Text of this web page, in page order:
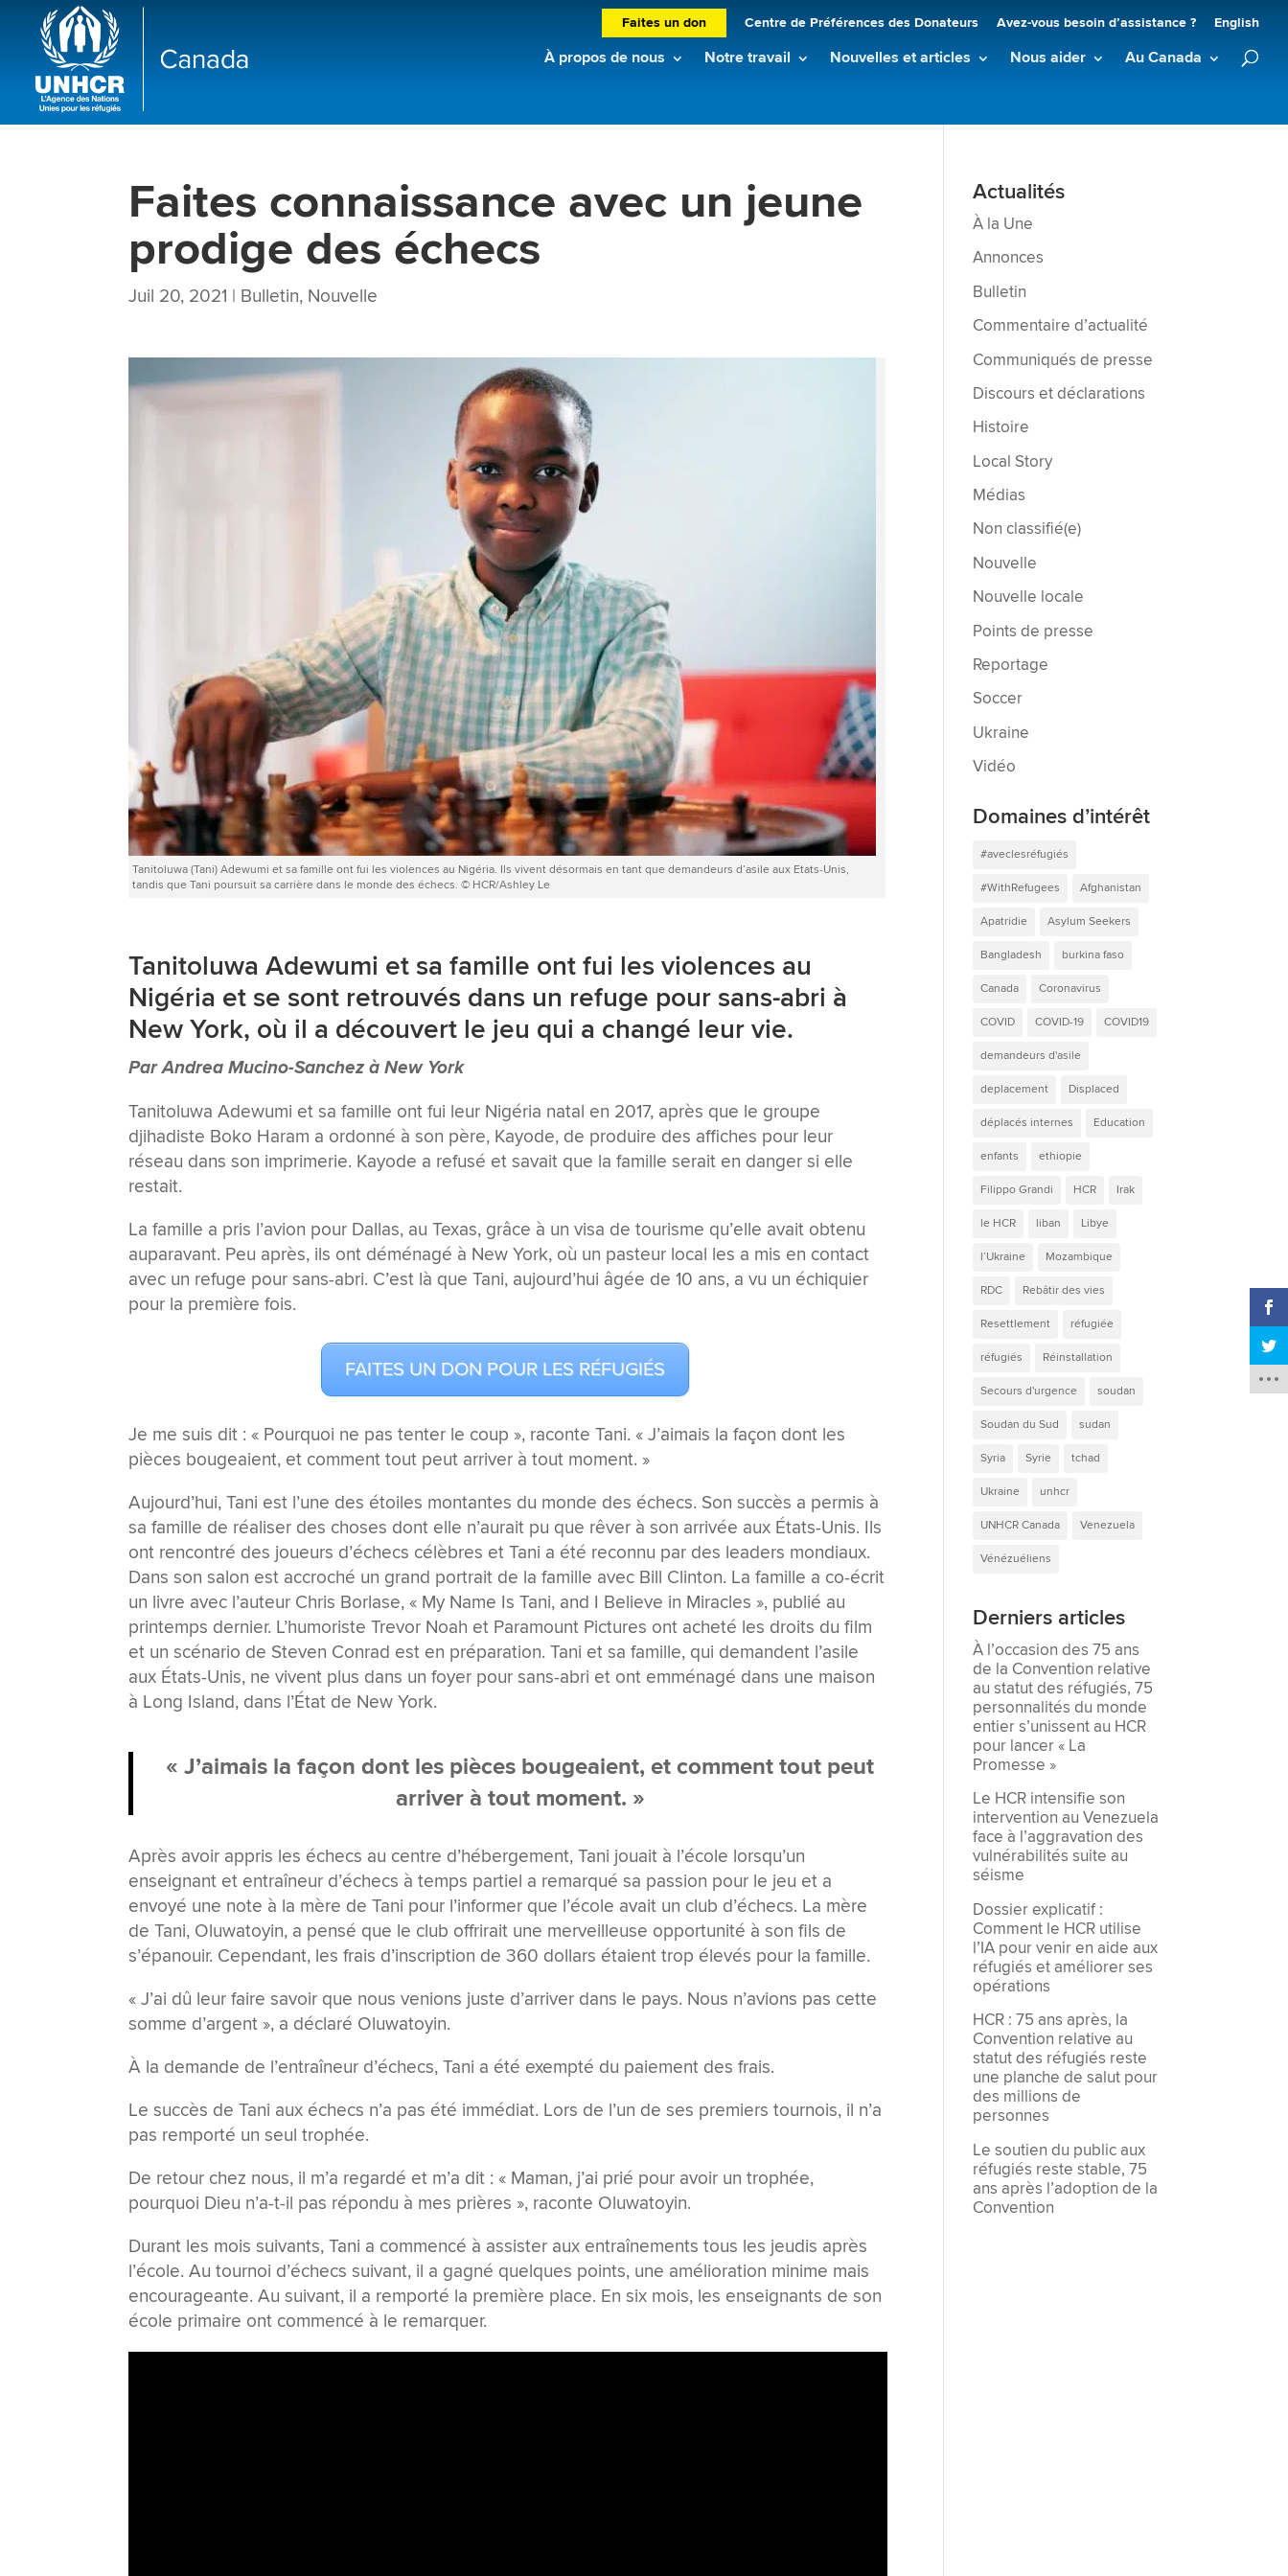
Faites un don Centre de Préférences des Donateurs Avez-vous besoin d’assistance ? English
À propos de nous Notre travail Nouvelles et articles Nous aider Au Canada
Faites connaissance avec un jeune
prodige des échecs
Juil 20, 2021 | Bulletin, Nouvelle
Tanitoluwa (Tani) Adewumi et sa famille ont fui les violences au Nigéria. Ils vivent désormais en tant que demandeurs d’asile aux Etats-Unis,
tandis que Tani poursuit sa carrière dans le monde des échecs. © HCR/Ashley Le
Tanitoluwa Adewumi et sa famille ont fui les violences au
Nigéria et se sont retrouvés dans un refuge pour sans-abri à
New York, où il a découvert le jeu qui a changé leur vie.
Par Andrea Mucino-Sanchez à New York
Tanitoluwa Adewumi et sa famille ont fui leur Nigéria natal en 2017, après que le groupe
djihadiste Boko Haram a ordonné à son père, Kayode, de produire des affiches pour leur
réseau dans son imprimerie. Kayode a refusé et savait que la famille serait en danger si elle
restait.
La famille a pris l’avion pour Dallas, au Texas, grâce à un visa de tourisme qu’elle avait obtenu
auparavant. Peu après, ils ont déménagé à New York, où un pasteur local les a mis en contact
avec un refuge pour sans-abri. C’est là que Tani, aujourd’hui âgée de 10 ans, a vu un échiquier
pour la première fois.
FAITES UN DON POUR LES RÉFUGIÉS
Je me suis dit : « Pourquoi ne pas tenter le coup », raconte Tani. « J’aimais la façon dont les
pièces bougeaient, et comment tout peut arriver à tout moment. »
Aujourd’hui, Tani est l’une des étoiles montantes du monde des échecs. Son succès a permis à
sa famille de réaliser des choses dont elle n’aurait pu que rêver à son arrivée aux États-Unis. Ils
ont rencontré des joueurs d’échecs célèbres et Tani a été reconnu par des leaders mondiaux.
Dans son salon est accroché un grand portrait de la famille avec Bill Clinton. La famille a co-écrit
un livre avec l’auteur Chris Borlase, « My Name Is Tani, and I Believe in Miracles », publié au
printemps dernier. L’humoriste Trevor Noah et Paramount Pictures ont acheté les droits du film
et un scénario de Steven Conrad est en préparation. Tani et sa famille, qui demandent l’asile
aux États-Unis, ne vivent plus dans un foyer pour sans-abri et ont emménagé dans une maison
à Long Island, dans l’État de New York.
« J’aimais la façon dont les pièces bougeaient, et comment tout peut
arriver à tout moment. »
Après avoir appris les échecs au centre d’hébergement, Tani jouait à l’école lorsqu’un
enseignant et entraîneur d’échecs à temps partiel a remarqué sa passion pour le jeu et a
envoyé une note à la mère de Tani pour l’informer que l’école avait un club d’échecs. La mère
de Tani, Oluwatoyin, a pensé que le club offrirait une merveilleuse opportunité à son fils de
s’épanouir. Cependant, les frais d’inscription de 360 dollars étaient trop élevés pour la famille.
« J’ai dû leur faire savoir que nous venions juste d’arriver dans le pays. Nous n’avions pas cette
somme d’argent », a déclaré Oluwatoyin.
À la demande de l’entraîneur d’échecs, Tani a été exempté du paiement des frais.
Le succès de Tani aux échecs n’a pas été immédiat. Lors de l’un de ses premiers tournois, il n’a
pas remporté un seul trophée.
De retour chez nous, il m’a regardé et m’a dit : « Maman, j’ai prié pour avoir un trophée,
pourquoi Dieu n’a-t-il pas répondu à mes prières », raconte Oluwatoyin.
Durant les mois suivants, Tani a commencé à assister aux entraînements tous les jeudis après
l’école. Au tournoi d’échecs suivant, il a gagné quelques points, une amélioration minime mais
encourageante. Au suivant, il a remporté la première place. En six mois, les enseignants de son
école primaire ont commencé à le remarquer.
Actualités
À la Une
Annonces
Bulletin
Commentaire d’actualité
Communiqués de presse
Discours et déclarations
Histoire
Local Story
Médias
Non classifié(e)
Nouvelle
Nouvelle locale
Points de presse
Reportage
Soccer
Ukraine
Vidéo
Domaines d’intérêt
#aveclesréfugiés
#WithRefugees Afghanistan
Apatridie Asylum Seekers
Bangladesh burkina faso
Canada Coronavirus
COVID COVID-19 COVID19
demandeurs d'asile
deplacement Displaced
déplacés internes Education
enfants ethiopie
Filippo Grandi HCR Irak
le HCR liban Libye
l’Ukraine Mozambique
RDC Rebâtir des vies
Resettlement réfugiée
réfugiés Réinstallation
Secours d'urgence soudan
Soudan du Sud sudan
Syria Syrie tchad
Ukraine unhcr
UNHCR Canada Venezuela
Vénézuéliens
Derniers articles
À l’occasion des 75 ans
de la Convention relative
au statut des réfugiés, 75
personnalités du monde
entier s’unissent au HCR
pour lancer « La
Promesse »
Le HCR intensifie son
intervention au Venezuela
face à l’aggravation des
vulnérabilités suite au
séisme
Dossier explicatif :
Comment le HCR utilise
l’IA pour venir en aide aux
réfugiés et améliorer ses
opérations
HCR : 75 ans après, la
Convention relative au
statut des réfugiés reste
une planche de salut pour
des millions de
personnes
Le soutien du public aux
réfugiés reste stable, 75
ans après l’adoption de la
Convention